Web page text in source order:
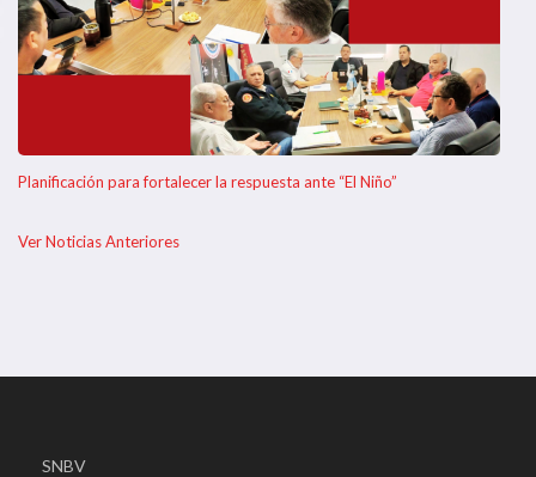
Planificación para fortalecer la respuesta ante “El Niño”
Ver Noticias Anteriores
SNBV